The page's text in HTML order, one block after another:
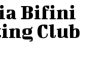
Bifini
Club